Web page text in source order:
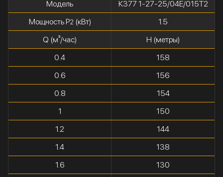
Модель
К377 1-27-25/04Е/015Т2
Мощность P2(кВт)
1.5
Q (м³/час)
H (метры)
0.4
158
0.6
156
0.8
154
1
150
1.2
144
1.4
138
1.6
130